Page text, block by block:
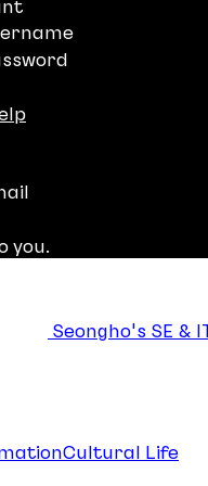
you.
Seongho's SE &
Cultural Life